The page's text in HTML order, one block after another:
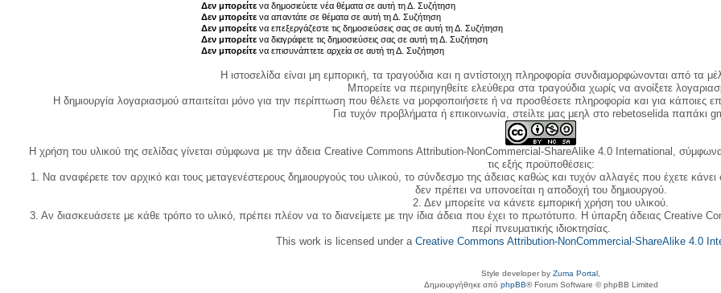
Δεν μπορείτε να δημοσιεύετε νέα θέματα σε αυτή τη Δ. Συζήτηση
Δεν μπορείτε να απαντάτε σε θέματα σε αυτή τη Δ. Συζήτηση
Δεν μπορείτε να επεξεργάζεστε τις δημοσιεύσεις σας σε αυτή τη Δ. Συζήτηση
Δεν μπορείτε να διαγράφετε τις δημοσιεύσεις σας σε αυτή τη Δ. Συζήτηση
Δεν μπορείτε να επισυνάπτετε αρχεία σε αυτή τη Δ. Συζήτηση
Η ιστοσελίδα είναι μη εμπορική, τα τραγούδια και η αντίστοιχη πληροφορία συνδιαμορφώνονται από τα
Μπορείτε να περιηγηθείτε ελεύθερα στα τραγούδια χωρίς να ανοίξετε
Η δημιουργία λογαριασμού απαιτείται μόνο για την περίπτωση που θέλετε να μορφοποιήσετε ή να προσθέσετε πληροφορία και για κάποιες
Για τυχόν προβλήματα ή επικοινωνία, στείλτε μας μεηλ στο rebetoselida παπάκι
Η χρήση του υλικού της σελίδας γίνεται σύμφωνα με την άδεια Creative Commons Attribution-NonCommercial-ShareAlike 4.0 International, σύμφωνα
τις εξής προϋποθέσεις:
1. Να αναφέρετε τον αρχικό και τους μεταγενέστερους δημιουργούς του υλικού, το σύνδεσμο της άδειας καθώς και τυχόν αλλαγές που έχετε
δεν πρέπει να υπονοείται η αποδοχή του δημιουργού.
2. Δεν μπορείτε να κάνετε εμπορική χρήση του υλικού.
3. Αν διασκευάσετε με κάθε τρόπο το υλικό, πρέπει πλέον να το διανείμετε με την ίδια άδεια που έχει το πρωτότυπο. Η ύπαρξη άδειας Creative
περί πνευματικής ιδιοκτησίας.
This work is licensed under a Creative Commons Attribution-NonCommercial-ShareAlike 4.0
Style developer by Zuma Portal
Δημιουργήθηκε από phpBB® Forum Software © phpBB Limited